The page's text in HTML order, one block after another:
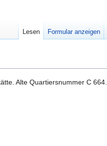
Alte Quartiersnummer C 664.
Lesen Formular anzeigen